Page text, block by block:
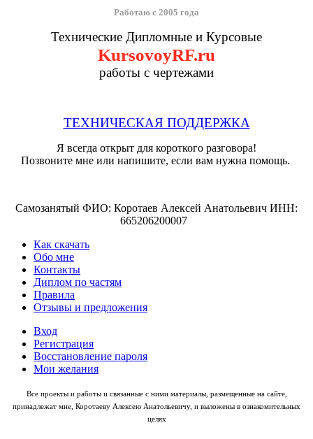
Работаю с 2005 года
Технические Дипломные и Курсовые
KursovoyRF.ru
работы с чертежами
ТЕХНИЧЕСКАЯ ПОДДЕРЖКА
Я всегда открыт для короткого разговора!
Позвоните мне или напишите, если вам нужна помощь.
Самозанятый ФИО: Коротаев Алексей Анатольевич ИНН:
665206200007
Как скачать
Обо мне
Контакты
Диплом по частям
Правила
Отзывы и предложения
Вход
Регистрация
Восстановление пароля
Мои желания
Все проекты и работы и связанные с ними материалы, размещенные на сайте,
принадлежат мне, Коротаеву Алексею Анатольевичу, и выложены в ознакомительных
целях